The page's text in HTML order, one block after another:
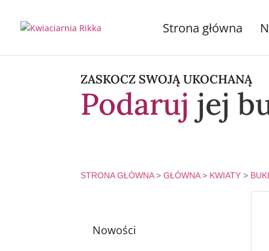
Strona główna
ZASKOCZ SWOJĄ UKOCHANĄ
Podaruj jej
STRONA GŁÓWNA>GŁÓWNA> KWIATY >
Nowości